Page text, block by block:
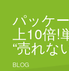
パッケ
上10倍!
“売れな
BLOG